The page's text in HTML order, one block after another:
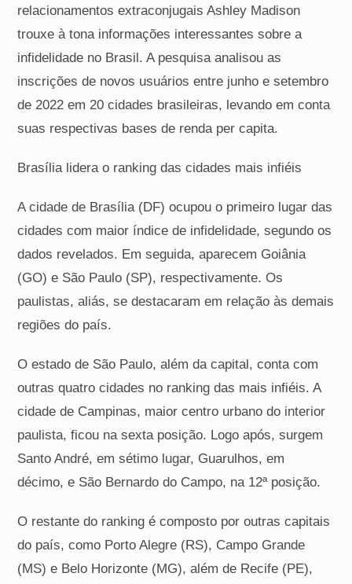
relacionamentos extraconjugais Ashley Madison
trouxe à tona informações interessantes sobre a
infidelidade no Brasil. A pesquisa analisou as
inscrições de novos usuários entre junho e setembro
de 2022 em 20 cidades brasileiras, levando em conta
suas respectivas bases de renda per capita.
Brasília lidera o ranking das cidades mais infiéis
A cidade de Brasília (DF) ocupou o primeiro lugar das
cidades com maior índice de infidelidade, segundo os
dados revelados. Em seguida, aparecem Goiânia
(GO) e São Paulo (SP), respectivamente. Os
paulistas, aliás, se destacaram em relação às demais
regiões do país.
O estado de São Paulo, além da capital, conta com
outras quatro cidades no ranking das mais infiéis. A
cidade de Campinas, maior centro urbano do interior
paulista, ficou na sexta posição. Logo após, surgem
Santo André, em sétimo lugar, Guarulhos, em
décimo, e São Bernardo do Campo, na 12ª posição.
O restante do ranking é composto por outras capitais
do país, como Porto Alegre (RS), Campo Grande
(MS) e Belo Horizonte (MG), além de Recife (PE),